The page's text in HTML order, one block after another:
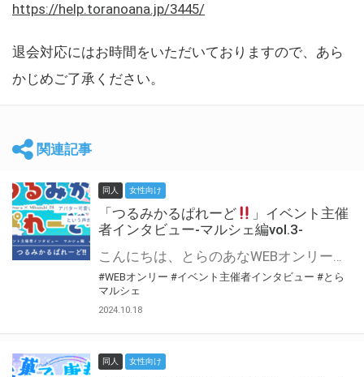
https://help.toranoana.jp/3445/
退会対応にはお時間をいただいておりますので、あら
かじめご了承ください。
関連記事
同人 女性向け
「つるみかるぱれーど
」イベント主催
者インタビュー-マルシェ編vol.3-
こんにちは、とらのあなWEBオンリー運営スタッフです。 新たにお届けする、イベント主催者インタビュー-マルシェ編-は、 とらのあなWEBオンリー「マルシェ」をご利用した主催様に 「マルシェ」を使って開催した感想や心がけをお聞きする企画です。 今回は、WEBオンリー初開催「つるみかるぱれーど
#WEBオンリー #イベント主催者インタビュー #とら
マルシェ
2024.10.18
同人 女性向け